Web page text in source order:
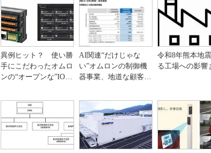
異例ヒット？ 使い勝
手にこだわったオムロ
ンの“オープンな”IO-L
AI関連“だけじゃな
い”オムロンの制御機
器事業、地道な顧客基
令和8年熊本地
る工場への影響